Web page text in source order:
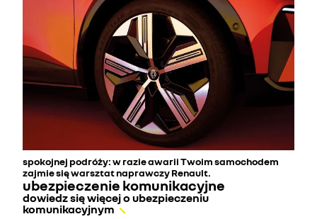
spokojnej podróży: w razie awarii Twoim samochodem
zajmie się warsztat naprawczy Renault.
ubezpieczenie komunikacyjne
dowiedz się więcej o ubezpieczeniu
komunikacyjnym